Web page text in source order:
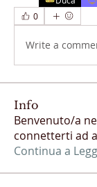
0
Write a
Info
Benvenuto/a
connetterti ad
Continua a